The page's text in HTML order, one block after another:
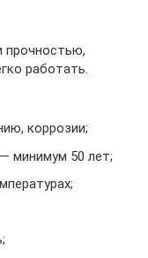
прочностью,
работать.
коррозии;
минимум 50 лет;